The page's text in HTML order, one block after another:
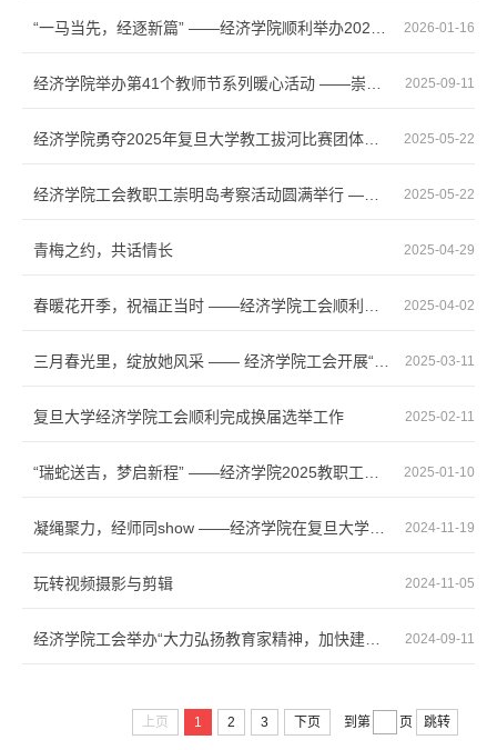
2026-01-16
2025-09-11
2025-05-22
2025-05-22
2025-04-29
青梅之约，共话情长
2025-04-02
2025-03-11
2025-02-11
复旦大学经济学院工会顺利完成换届选举工作
2025-01-10
2024-11-19
2024-11-05
玩转视频摄影与剪辑
2024-09-11
上页 1 2 3 下页 到第 页 跳转